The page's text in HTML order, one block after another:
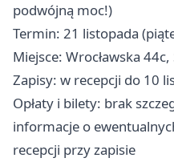
podwójną moc!)
Termin: 21 listopada
Miejsce: Wrocławska 44c,
Zapisy: w recepcji do 10
Opłaty i bilety: brak
informacje o
recepcji przy zapisie